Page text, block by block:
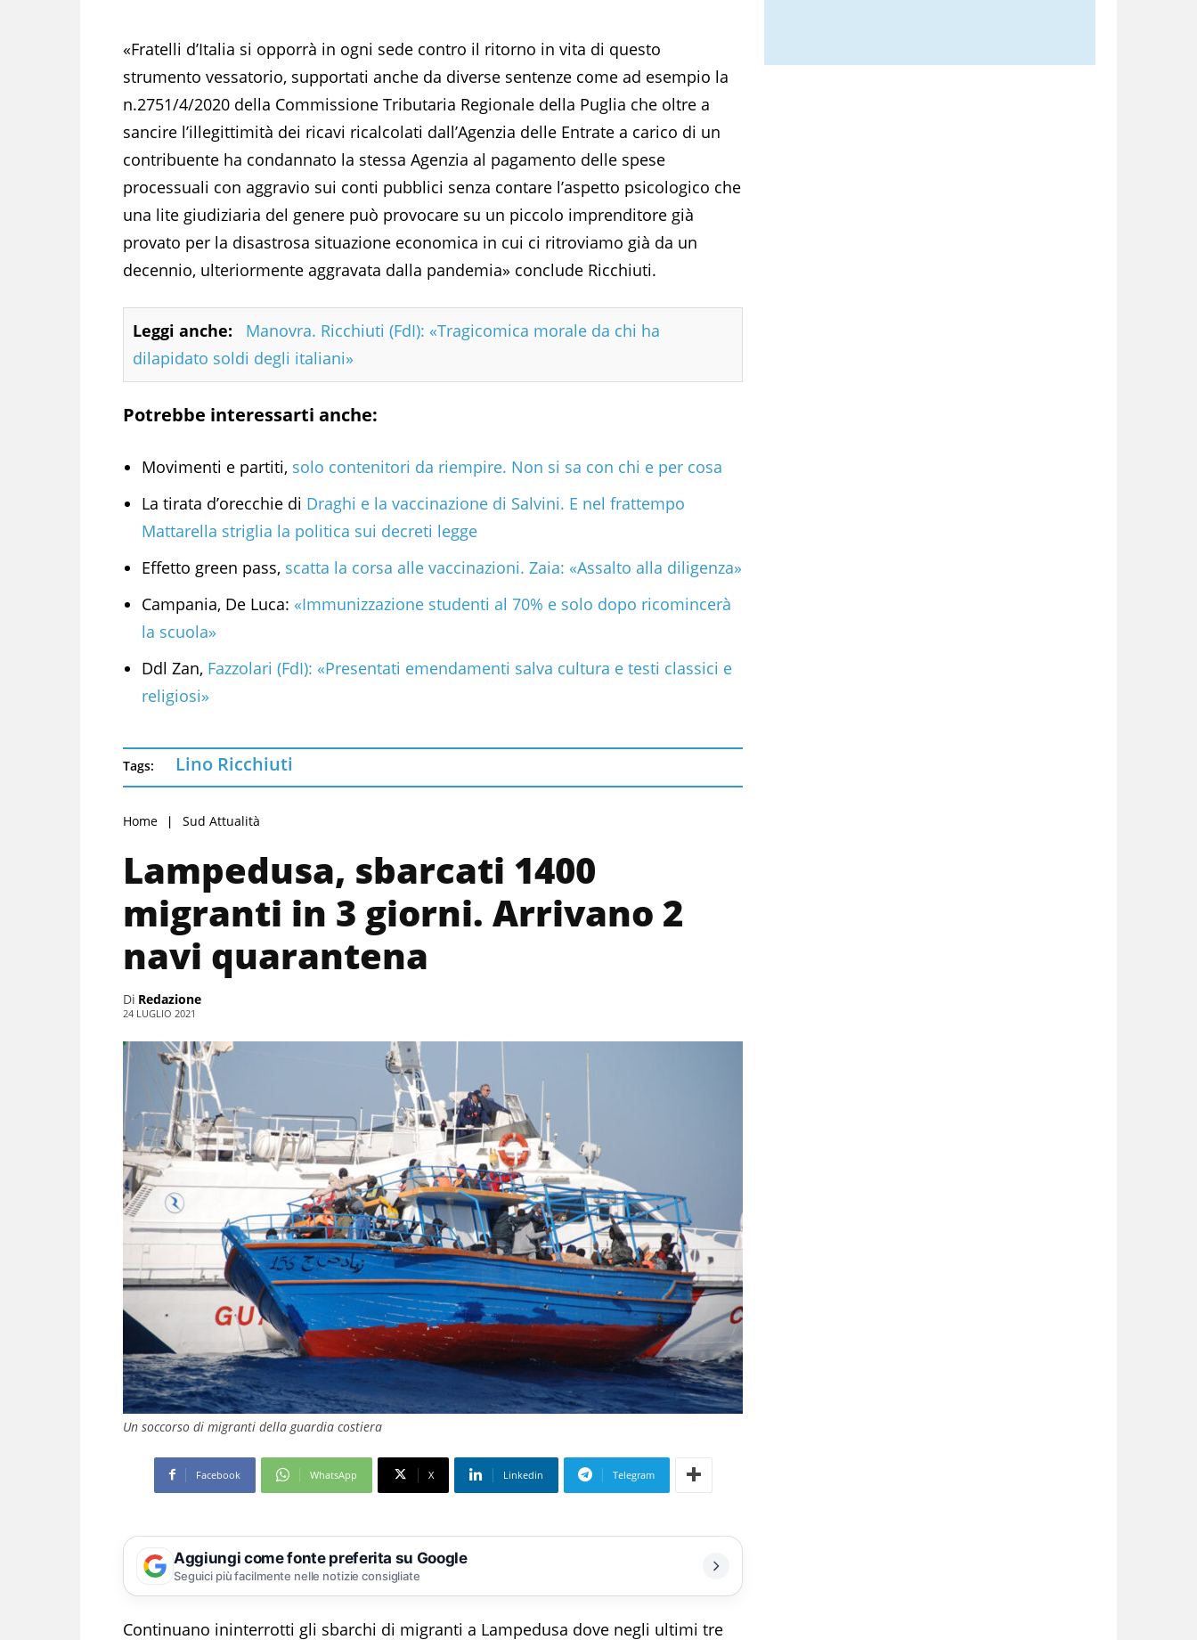
«Fratelli d’Italia si opporrà in ogni sede contro il ritorno in vita di questo
strumento vessatorio, supportati anche da diverse sentenze come ad esempio la
n.2751/4/2020 della Commissione Tributaria Regionale della Puglia che oltre a
sancire l’illegittimità dei ricavi ricalcolati dall’Agenzia delle Entrate a carico di un
contribuente ha condannato la stessa Agenzia al pagamento delle spese
processuali con aggravio sui conti pubblici senza contare l’aspetto psicologico che
una lite giudiziaria del genere può provocare su un piccolo imprenditore già
provato per la disastrosa situazione economica in cui ci ritroviamo già da un
decennio, ulteriormente aggravata dalla pandemia» conclude Ricchiuti.
Leggi anche:
Manovra. Ricchiuti (FdI): «Tragicomica morale da chi ha
dilapidato soldi degli italiani»
Potrebbe interessarti anche:
Movimenti e partiti, solo contenitori da riempire. Non si sa con chi e per cosa
La tirata d’orecchie di Draghi e la vaccinazione di Salvini. E nel frattempo
Mattarella striglia la politica sui decreti legge
Effetto green pass, scatta la corsa alle vaccinazioni. Zaia: «Assalto alla diligenza»
Campania, De Luca: «Immunizzazione studenti al 70% e solo dopo ricomincerà
la scuola»
Ddl Zan, Fazzolari (FdI): «Presentati emendamenti salva cultura e testi classici e
religiosi»
Tags: Lino Ricchiuti
Home Sud Attualità
Lampedusa, sbarcati 1400
migranti in 3 giorni. Arrivano 2
navi quarantena
Di Redazione
24 LUGLIO 2021
Un soccorso di migranti della guardia costiera
Facebook WhatsApp X Linkedin Telegram
Aggiungi come fonte preferita su Google
Seguici più facilmente nelle notizie consigliate
Continuano ininterrotti gli sbarchi di migranti a Lampedusa dove negli ultimi tre